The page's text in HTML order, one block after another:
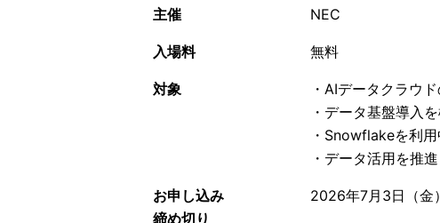
主催 NEC
入場料 無料
対象
・AIデータクラウ
・データ基盤導入
・Snowflakeを利
・データ活用を推
お申し込み
締め切り
2026年7月3日（金